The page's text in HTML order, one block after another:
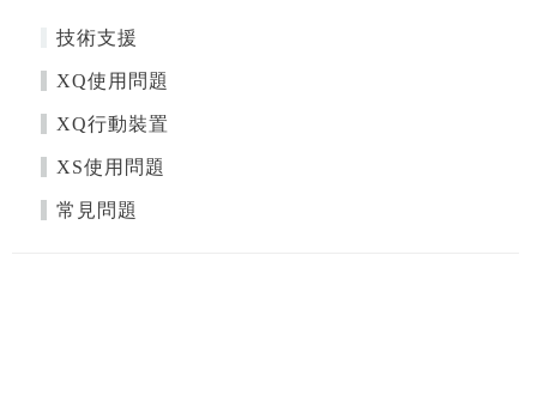
技術支援
XQ使用問題
XQ行動裝置
XS使用問題
常見問題